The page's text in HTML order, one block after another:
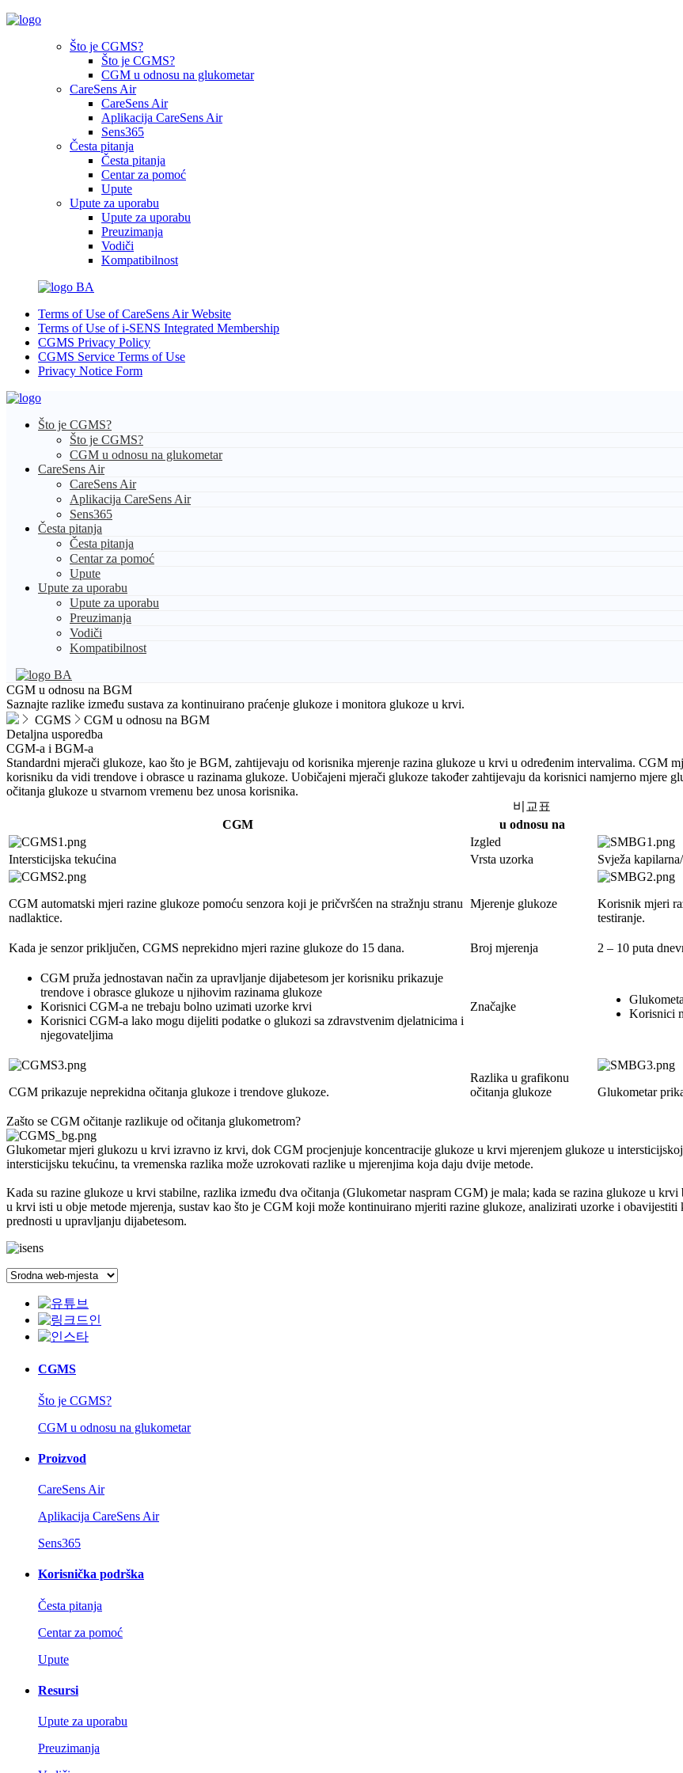
Što je CGMS?
Što je CGMS?
CGM u odnosu na glukometar
CareSens Air
CareSens Air
Aplikacija CareSens Air
Sens365
Česta pitanja
Česta pitanja
Centar za pomoć
Upute
Upute za uporabu
Upute za uporabu
Preuzimanja
Vodiči
Kompatibilnost
BA
Terms of Use of CareSens Air Website
Terms of Use of i-SENS Integrated Membership
CGMS Privacy Policy
CGMS Service Terms of Use
Privacy Notice Form
Što je CGMS?
Što je CGMS?
CGM u odnosu na glukometar
CareSens Air
CareSens Air
Aplikacija CareSens Air
Sens365
Česta pitanja
Česta pitanja
Centar za pomoć
Upute
Upute za uporabu
Upute za uporabu
Preuzimanja
Vodiči
Kompatibilnost
BA
CGM u odnosu na BGM
Saznajte razlike između sustava za kontinuirano praćenje glukoze i monitora glukoze u krvi.
CGMS
CGM u odnosu na BGM
Detaljna usporedba
CGM-a i BGM-a
Standardni mjerači glukoze, kao što je BGM, zahtijevaju od korisnika mjerenje razina glukoze u krvi u određenim intervalima. CGM
korisniku da vidi trendove i obrasce u razinama glukoze. Uobičajeni mjerači glukoze također zahtijevaju da korisnici namjerno mjere
očitanja glukoze u stvarnom vremenu bez unosa korisnika.
비교표
CGM
u odnosu na
Izgled
Intersticijska tekućina
Vrsta uzorka Svježa
CGM automatski mjeri razine glukoze pomoću senzora koji je pričvršćen na stražnju stranu
nadlaktice.
Mjerenje glukoze
Korisnik mjeri
testiranje.
Kada je senzor priključen, CGMS neprekidno mjeri razine glukoze do 15 dana. Broj mjerenja 2 – 10 puta
CGM pruža jednostavan način za upravljanje dijabetesom jer korisniku prikazuje
trendove i obrasce glukoze u njihovim razinama glukoze
Korisnici CGM-a ne trebaju bolno uzimati uzorke krvi
Korisnici CGM-a lako mogu dijeliti podatke o glukozi sa zdravstvenim djelatnicima i
njegovateljima
Značajke
Korisnici
CGM prikazuje neprekidna očitanja glukoze i trendove glukoze.
Razlika u grafikonu
očitanja glukoze
Glukometar
Zašto se CGM očitanje razlikuje od očitanja glukometrom?
Glukometar mjeri glukozu u krvi izravno iz krvi, dok CGM procjenjuje koncentracije glukoze u krvi mjerenjem glukoze u
intersticijsku tekućinu, ta vremenska razlika može uzrokovati razlike u mjerenjima koja daju dvije metode.
Kada su razine glukoze u krvi stabilne, razlika između dva očitanja (Glukometar naspram CGM) je mala; kada se razina glukoze u
u krvi isti u obje metode mjerenja, sustav kao što je CGM koji može kontinuirano mjeriti razine glukoze, analizirati uzorke i
prednosti u upravljanju dijabetesom.
CGMS
Što je CGMS?
CGM u odnosu na glukometar
Proizvod
CareSens Air
Aplikacija CareSens Air
Sens365
Korisnička podrška
Česta pitanja
Centar za pomoć
Upute
Resursi
Upute za uporabu
Preuzimanja